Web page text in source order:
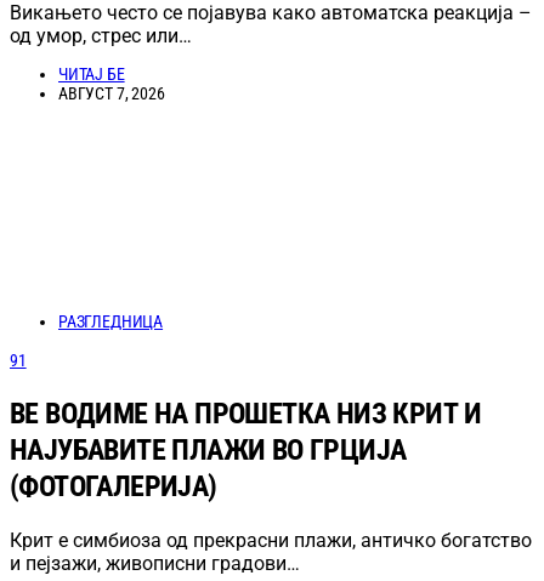
Викањето често се појавува како автоматска реакција –
од умор, стрес или…
ЧИТАЈ БЕ
АВГУСТ 7, 2026
РАЗГЛЕДНИЦА
91
ВЕ ВОДИМЕ НА ПРОШЕТКА НИЗ КРИТ И
НАЈУБАВИТЕ ПЛАЖИ ВО ГРЦИЈА
(ФОТОГАЛЕРИЈА)
Крит е симбиоза од прекрасни плажи, античко богатство
и пејзажи, живописни градови…